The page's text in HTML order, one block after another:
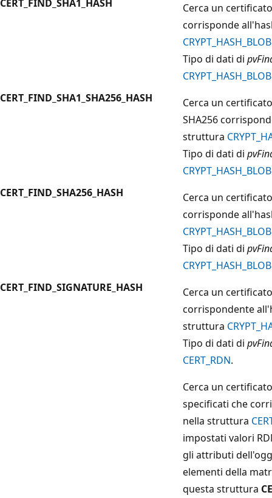
CERT_FIND_SHA1_HASH
Cerca un
corrisponde
CRYPT_HASH_BLOB
CERT_FIND_SHA1_SHA256_HASH
Tipo di dati di
CRYPT_HASH_BLOB
Cerca un
SHA256
struttura
CERT_FIND_SHA256_HASH
Tipo di dati di
CRYPT_HASH_BLOB
Cerca un
corrisponde
CRYPT_HASH_BLOB
CERT_FIND_SIGNATURE_HASH
Tipo di dati di
CRYPT_HASH_BLOB
Cerca un
corrispondente
struttura
Tipo di dati di
CERT_RDN.
Cerca un
specificati che
nella struttura
impostati valori
gli attributi
elementi della
questa struttura